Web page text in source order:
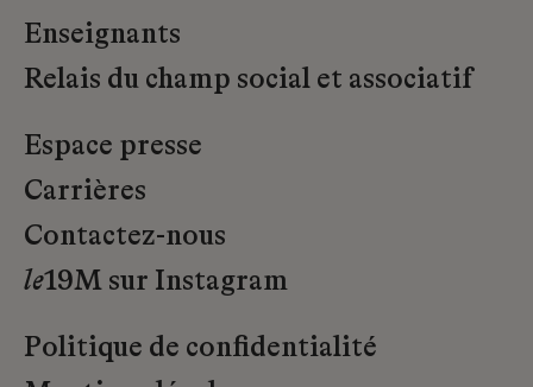
Enseignants
Relais du champ social et associatif
Espace presse
Carrières
Contactez-nous
le19M sur Instagram
Politique de confidentialité